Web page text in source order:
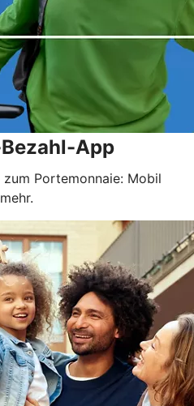
App
Portemonnaie: Mobil